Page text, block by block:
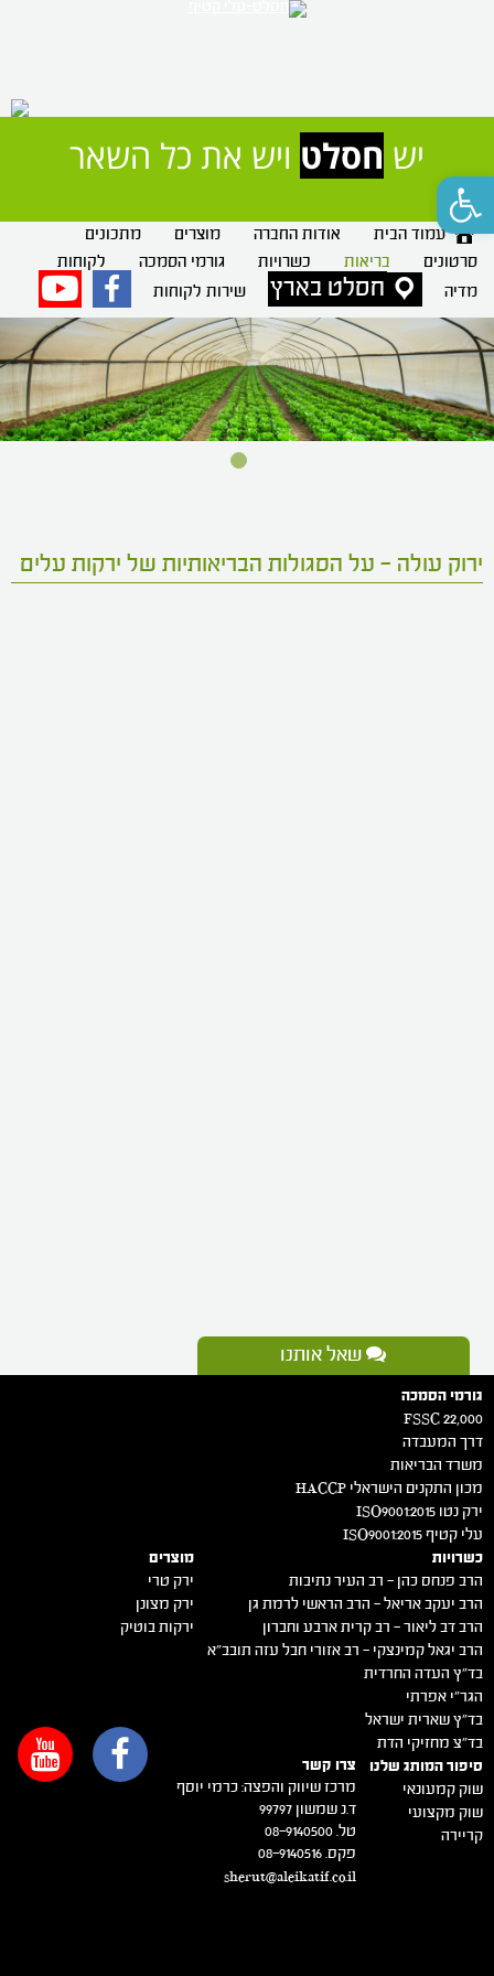
פתח סרגל נגישות
יש חסלט ויש את כל השאר
עמוד הבית אודות החברה מוצרים
מתכונים
סרטונים
בריאות כשרויות גורמי הסמכה
לקוחות
מדיה
חסלט בארץ שירות לקוחות פייסבוק
ירוק עולה – על הסגולות הבריאותיות של ירקות עלים
שאל אותנו
גורמי הסמכה
FSSC 22,000
דרך המעבדה
משרד הבריאות
מכון התקנים הישראלי HACCP
ירק נטו 2015:ISO9001
עלי קטיף 2015:ISO9001
כשרויות
הרב פנחס כהן – רב העיר נתיבות
הרב יעקב אריאל – הרב הראשי לרמת גן
הרב דב ליאור – רב קרית ארבע וחברון
הרב יגאל קמינצקי – רב אזורי חבל עזה תובב"א
בד"ץ העדה החרדית
הגר"י אפרתי
בד"ץ שארית ישראל
בד"צ מחזיקי הדת
מוצרים
ירק טרי
ירק מצונן
ירקות בוטיק
סיפור המותג שלנו
שוק קמעונאי
שוק מקצועי
קריירה
צרו קשר
מרכז שיווק והפצה: כרמי יוסף
ד.נ שמשון 99797
טל. 08-9140500
פקס. 08-9140516
sherut@aleikatif.co.il